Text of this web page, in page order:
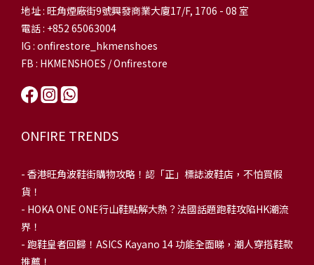
地址 : 旺角煙廠街9號興發商業大廈17/F, 1706 - 08 室
電話 : +852 65063004
IG : onfirestore_hkmenshoes
FB : HKMENSHOES / Onfirestore
ONFIRE TRENDS
- 香港旺角波鞋街購物攻略！認「正」標誌波鞋店，不怕買假
貨！
- HOKA ONE ONE行山鞋點解大熱？法國話題跑鞋攻陷HK潮流
界！
- 跑鞋皇者回歸！ASICS Kayano 14 功能全面睇，潮人穿搭鞋款
推薦！